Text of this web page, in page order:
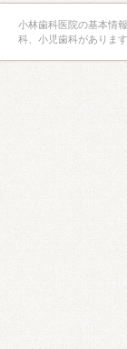
小林歯科医院の基本情
科、小児歯科がありま